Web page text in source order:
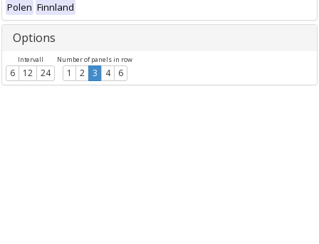
Polen Finnland
Options
Intervall
6 12 24
Number of panels in row
1 2 3 4 6